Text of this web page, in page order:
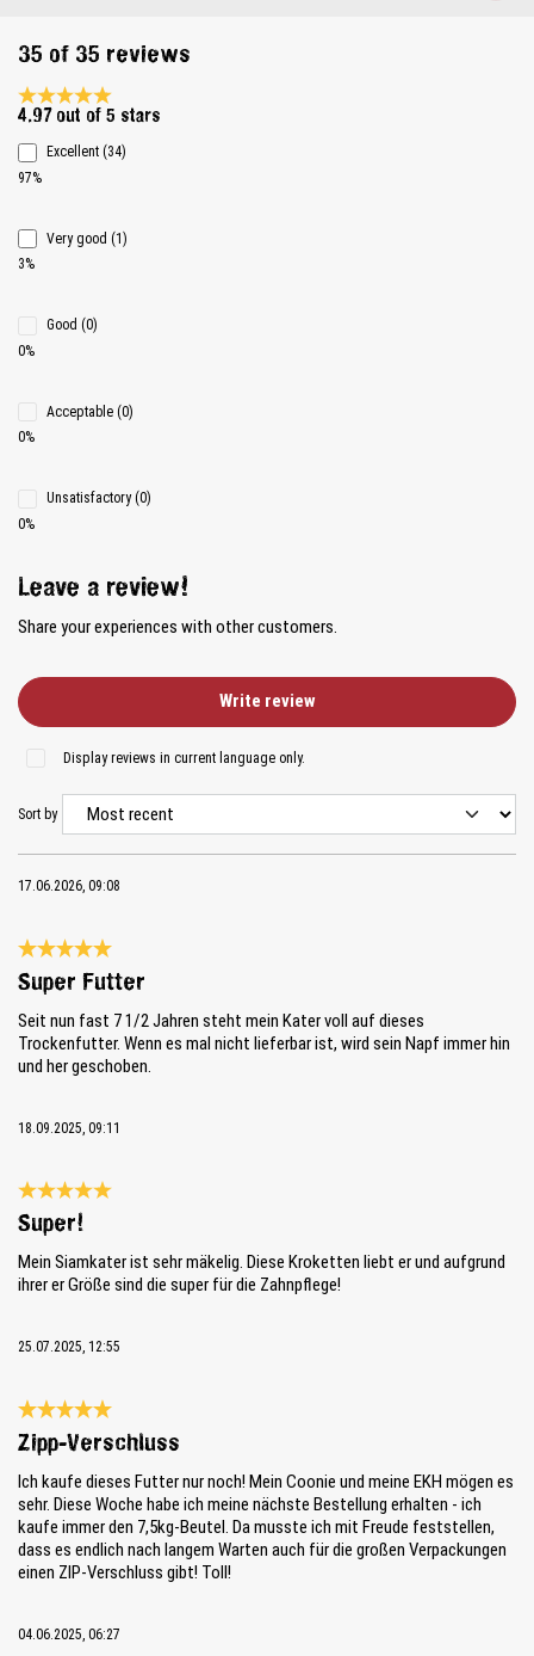
35 of 35 reviews
Average rating 4.9 of 5 Stars
4.97 out of 5 stars
Excellent (34)
97%
Very good (1)
3%
Good (0)
0%
Acceptable (0)
0%
Unsatisfactory (0)
0%
Leave a review!
Share your experiences with other customers.
Write review
Display reviews in current language only.
Sort by
17.06.2026, 09:08
Review with rating of 5 out of 5 stars
Super Futter
Seit nun fast 7 1/2 Jahren steht mein Kater voll auf dieses
Trockenfutter. Wenn es mal nicht lieferbar ist, wird sein Napf immer hin
und her geschoben.
18.09.2025, 09:11
Review with rating of 5 out of 5 stars
Super!
Mein Siamkater ist sehr mäkelig. Diese Kroketten liebt er und aufgrund
ihrer er Größe sind die super für die Zahnpflege!
25.07.2025, 12:55
Review with rating of 5 out of 5 stars
Zipp-Verschluss
Ich kaufe dieses Futter nur noch! Mein Coonie und meine EKH mögen es
sehr. Diese Woche habe ich meine nächste Bestellung erhalten - ich
kaufe immer den 7,5kg-Beutel. Da musste ich mit Freude feststellen,
dass es endlich nach langem Warten auch für die großen Verpackungen
einen ZIP-Verschluss gibt! Toll!
04.06.2025, 06:27